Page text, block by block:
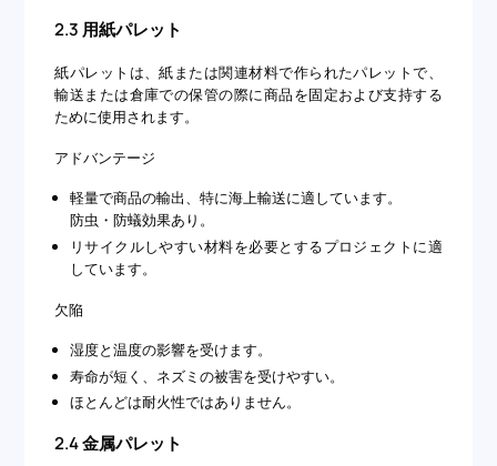
2.3 用紙パレット
紙パレットは、紙または関連材料で作られたパレットで、
輸送または倉庫での保管の際に商品を固定および支持する
ために使用されます。
アドバンテージ
軽量で商品の輸出、特に海上輸送に適しています。
防虫・防蟻効果あり。
リサイクルしやすい材料を必要とするプロジェクトに適
しています。
欠陥
湿度と温度の影響を受けます。
寿命が短く、ネズミの被害を受けやすい。
ほとんどは耐火性ではありません。
2.4 金属パレット